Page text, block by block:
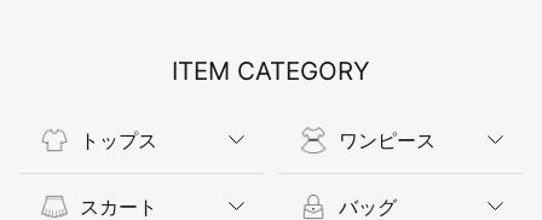
ITEM CATEGORY
トップス
スカート
ワンピース
バッグ